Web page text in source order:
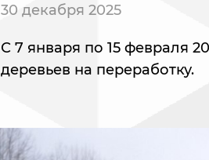
30 декабря 2025
С 7 января по 15 февраля
деревьев на переработку.